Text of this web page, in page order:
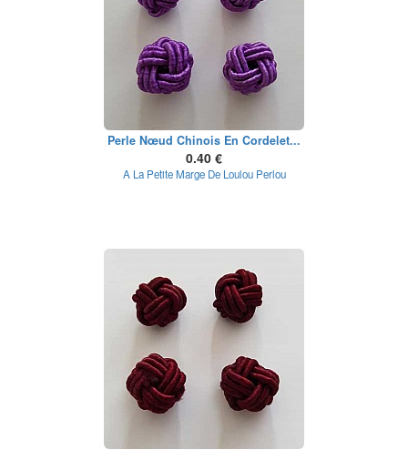
Perle Nœud Chinois En Cordelet...
0.40 €
A La Petite Marge De Loulou Perlou